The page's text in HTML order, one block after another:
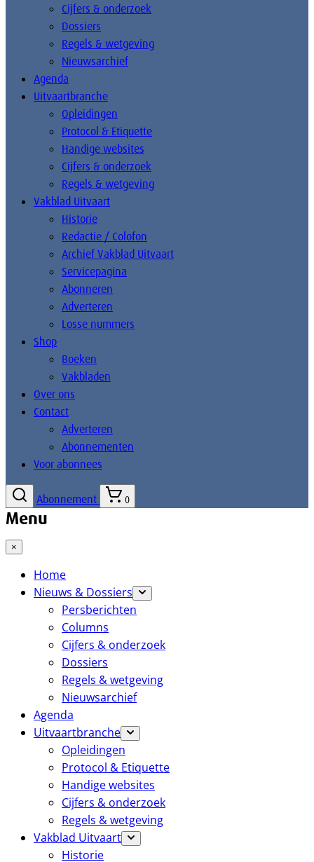
Cijfers & onderzoek
Dossiers
Regels & wetgeving
Nieuwsarchief
Agenda
Uitvaartbranche
Opleidingen
Protocol & Etiquette
Handige websites
Cijfers & onderzoek
Regels & wetgeving
Vakblad Uitvaart
Historie
Redactie / Colofon
Archief Vakblad Uitvaart
Servicepagina
Abonneren
Adverteren
Losse nummers
Shop
Boeken
Vakbladen
Over ons
Contact
Adverteren
Abonnementen
Voor abonnees
Abonnement 0
Menu
×
Home
Nieuws & Dossiers
Persberichten
Columns
Cijfers & onderzoek
Dossiers
Regels & wetgeving
Nieuwsarchief
Agenda
Uitvaartbranche
Opleidingen
Protocol & Etiquette
Handige websites
Cijfers & onderzoek
Regels & wetgeving
Vakblad Uitvaart
Historie